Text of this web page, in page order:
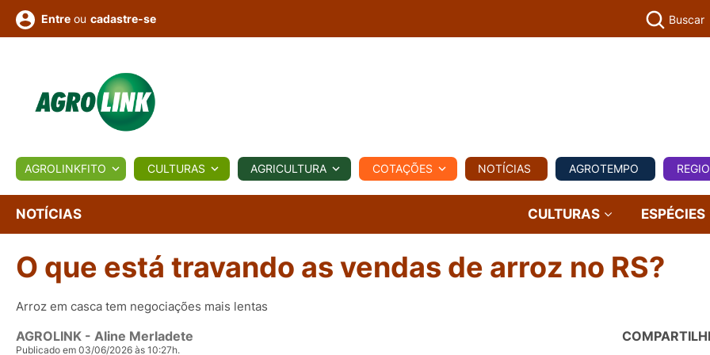
BIOLÓGICOS COTAÇÕES NOTÍCIAS AGROTEMPO REGIONAL COMERCIAL AGROVIAGENS
Conversor Colunistas Eventos
Fotos
e
Vídeos
Entre ou cadastre-se Buscar
AGROLINKFITO CULTURAS AGRICULTURA COTAÇÕES NOTÍCIAS AGROTEMPO
NOTÍCIAS CULTURAS ESPÉCIES
O que está travando as vendas de arroz no RS?
Arroz em casca tem negociações mais lentas
AGROLINK - Aline Merladete
Publicado em 03/06/2026 às 10:27h.